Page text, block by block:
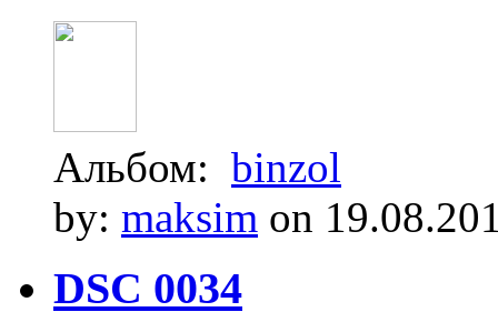
Альбом: binzol
by: maksim on
DSC 0034